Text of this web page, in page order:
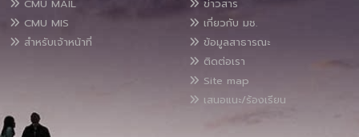
CMU MAIL
CMU MIS
สำหรับเจ้าหน้าที่
ข่าวสาร
เกี่ยวกับ มช.
ข้อมูลสาธารณะ
ติดต่อเรา
Site map
เสนอแนะ/ร้องเรียน